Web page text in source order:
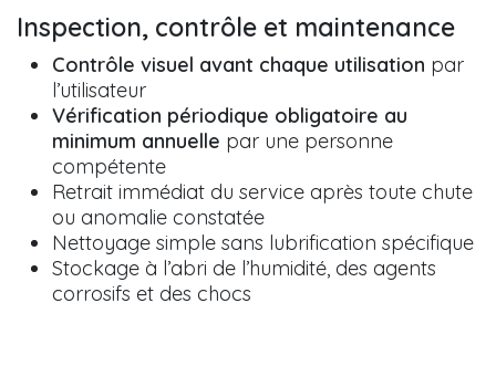
Inspection, contrôle et maintenance
Contrôle visuel avant chaque utilisation par
l’utilisateur
Vérification périodique obligatoire au
minimum annuelle par une personne
compétente
Retrait immédiat du service après toute chute
ou anomalie constatée
Nettoyage simple sans lubrification spécifique
Stockage à l’abri de l’humidité, des agents
corrosifs et des chocs